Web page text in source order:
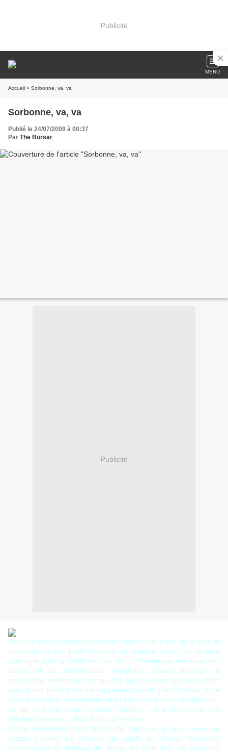
Publicité
MENU
Accueil » Sorbonne, va, va
Sorbonne, va, va
Publié le 24/07/2009 à 00:37
Par The Bursar
Publicité
Pendant que certaines personnes regardaient la cité de la peur et
remplissaient leur profil facebook de citations cultes, j'ai de mon
côté opté pour la rediffusion sur la tnt d'Angélique marquise des
Anges et de Merveilleuse Angélique. J'avais manqué la
précédente rediffusion, ce qui fait que j'ai revu ces deux films
avec grand plaisirs, ne me rappelant plus de grand choses, si ce
n'est des grands événements et du côté veuve noire d'Angélique.
Je ne vais pas vous raconter l'histoire, vu la fréquence des
diffusions et sinon, allociné fait ça très bien.
J'aime énormément les décors de l'époque, je leur trouve un
certain charme. Le château du comte de Peyrac ressemble
énormément au château de Tanlay en Côte d'Or, ce pourrait-il